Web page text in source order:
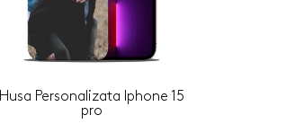
Husa Personalizata Iphone 15
pro